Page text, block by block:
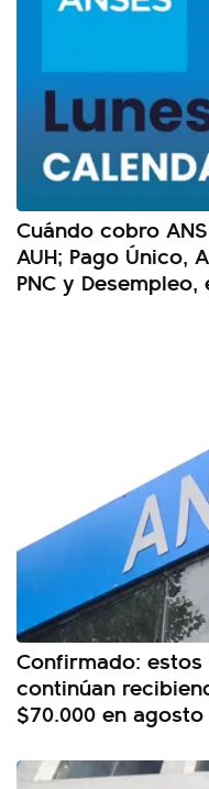
Cuándo cobro
AUH; Pago Único,
PNC y
Confirmado: estos
continúan
$70.000 en agosto